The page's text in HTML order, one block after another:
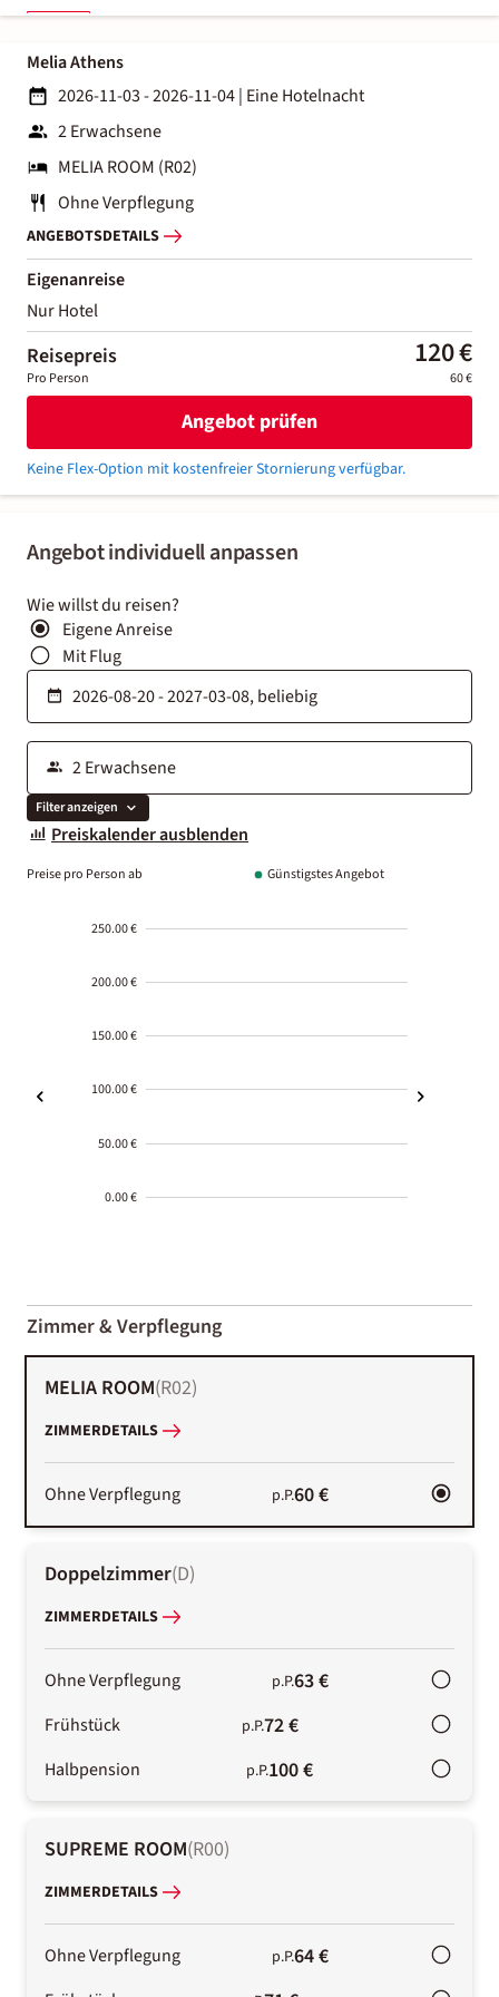
Angebot individuell anpassen
Wie willst du reisen?
Eigene Anreise
Mit Flug
Filter anzeigen
Preiskalender ausblenden
Preise pro Person ab Günstigstes Angebot
250.00 €
200.00 €
150.00 €
100.00 €
50.00 €
0.00 €
01-02
Zimmer & Verpflegung
MELIA ROOM(R02)
ZIMMERDETAILS
Ohne Verpflegung p.P.60 €
Doppelzimmer(D)
ZIMMERDETAILS
Ohne Verpflegung p.P.63 €
Frühstück p.P.72 €
Halbpension p.P.100 €
SUPREME ROOM(R00)
ZIMMERDETAILS
Ohne Verpflegung p.P.64 €
Melia Athens
2026-11-03 - 2026-11-04| Eine Hotelnacht
2 Erwachsene
MELIA ROOM (R02)
Ohne Verpflegung
ANGEBOTSDETAILS
Eigenanreise
Nur Hotel
Reisepreis 120 €
Pro Person 60 €
Angebot prüfen
Keine Flex-Option mit kostenfreier Stornierung verfügbar.